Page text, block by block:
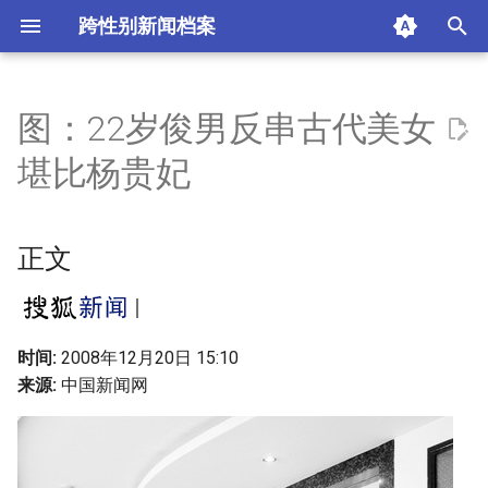
跨性别新闻档案
n
i
t
a
i
z
i
正文
摘要与附加信息
附加信息 [Processed Page
图：22岁俊男反串古代美女
堪比杨贵妃
正文
时间: 2008年12月20日 15:10
来源: 中国新闻网